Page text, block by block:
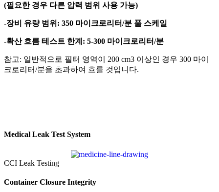
(필요한 경우 다른 압력 범위 사용 가능)
-장비 유량 범위: 350 마이크로리터/분 풀 스케일
-확산 흐름 테스트 한계: 5-300 마이크로리터/분
참고: 일반적으로 필터 영역이 200 cm3 이상인 경우 300 마이
크로리터/분을 초과하여 흐를 것입니다.
Medical Leak Test System
CCI Leak Testing
Container Closure Integrity